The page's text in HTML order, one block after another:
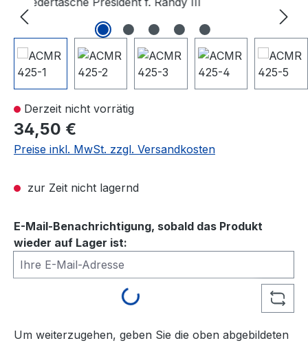
Derzeit nicht vorrätig
34,50 €
Preise inkl. MwSt. zzgl. Versandkosten
zur Zeit nicht lagernd
E-Mail-Benachrichtigung, sobald das Produkt
wieder auf Lager ist:
Ihre E-Mail-Adresse
Loading...
Um weiterzugehen, geben Sie die oben abgebildeten